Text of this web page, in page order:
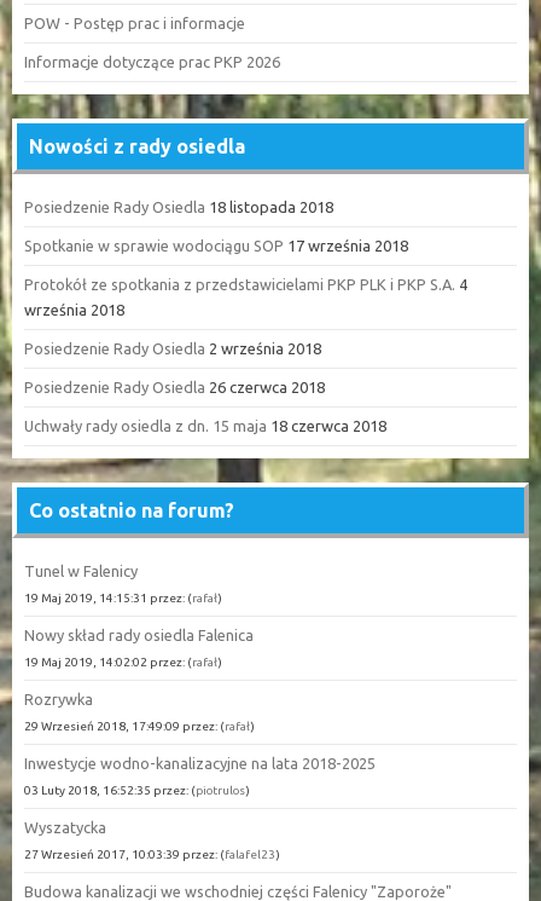
POW - Postęp prac i informacje
Informacje dotyczące prac PKP 2026
Nowości z rady osiedla
Posiedzenie Rady Osiedla 18 listopada 2018
Spotkanie w sprawie wodociągu SOP 17 września 2018
Protokół ze spotkania z przedstawicielami PKP PLK i PKP S.A. 4
września 2018
Posiedzenie Rady Osiedla 2 września 2018
Posiedzenie Rady Osiedla 26 czerwca 2018
Uchwały rady osiedla z dn. 15 maja 18 czerwca 2018
Co ostatnio na forum?
Tunel w Falenicy
19 Maj 2019, 14:15:31 przez: (rafał)
Nowy skład rady osiedla Falenica
19 Maj 2019, 14:02:02 przez: (rafał)
Rozrywka
29 Wrzesień 2018, 17:49:09 przez: (rafał)
Inwestycje wodno-kanalizacyjne na lata 2018-2025
03 Luty 2018, 16:52:35 przez: (piotrulos)
Wyszatycka
27 Wrzesień 2017, 10:03:39 przez: (falafel23)
Budowa kanalizacji we wschodniej części Falenicy "Zaporoże"